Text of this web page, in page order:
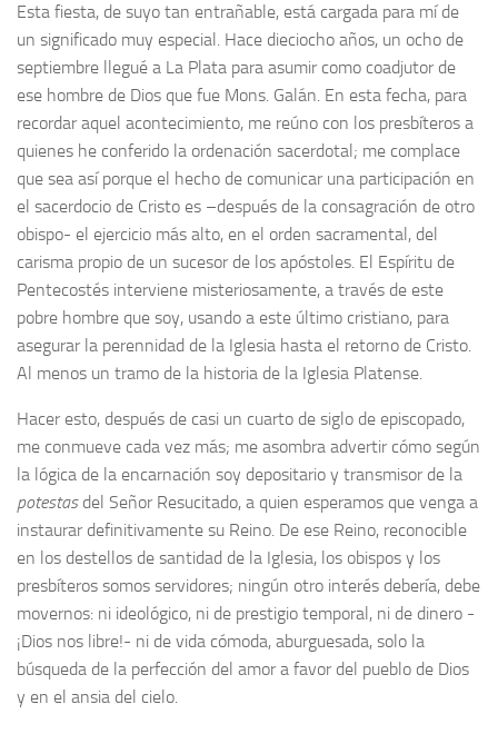
Esta fiesta, de suyo tan entrañable, está cargada para mí de
un significado muy especial. Hace dieciocho años, un ocho de
septiembre llegué a La Plata para asumir como coadjutor de
ese hombre de Dios que fue Mons. Galán. En esta fecha, para
recordar aquel acontecimiento, me reúno con los presbíteros a
quienes he conferido la ordenación sacerdotal; me complace
que sea así porque el hecho de comunicar una participación en
el sacerdocio de Cristo es –después de la consagración de otro
obispo- el ejercicio más alto, en el orden sacramental, del
carisma propio de un sucesor de los apóstoles. El Espíritu de
Pentecostés interviene misteriosamente, a través de este
pobre hombre que soy, usando a este último cristiano, para
asegurar la perennidad de la Iglesia hasta el retorno de Cristo.
Al menos un tramo de la historia de la Iglesia Platense.
Hacer esto, después de casi un cuarto de siglo de episcopado,
me conmueve cada vez más; me asombra advertir cómo según
la lógica de la encarnación soy depositario y transmisor de la
potestas del Señor Resucitado, a quien esperamos que venga a
instaurar definitivamente su Reino. De ese Reino, reconocible
en los destellos de santidad de la Iglesia, los obispos y los
presbíteros somos servidores; ningún otro interés debería, debe
movernos: ni ideológico, ni de prestigio temporal, ni de dinero -
¡Dios nos libre!- ni de vida cómoda, aburguesada, solo la
búsqueda de la perfección del amor a favor del pueblo de Dios
y en el ansia del cielo.